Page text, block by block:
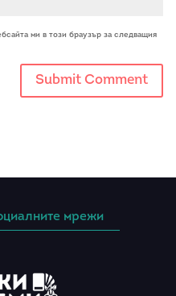
ми в този браузър за следващия
мрежи